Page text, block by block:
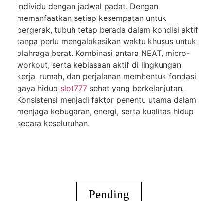
individu dengan jadwal padat. Dengan
memanfaatkan setiap kesempatan untuk
bergerak, tubuh tetap berada dalam kondisi aktif
tanpa perlu mengalokasikan waktu khusus untuk
olahraga berat. Kombinasi antara NEAT, micro-
workout, serta kebiasaan aktif di lingkungan
kerja, rumah, dan perjalanan membentuk fondasi
gaya hidup slot777 sehat yang berkelanjutan.
Konsistensi menjadi faktor penentu utama dalam
menjaga kebugaran, energi, serta kualitas hidup
secara keseluruhan.
Pending